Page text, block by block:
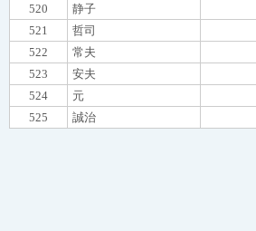
520
静子
521
哲司
522
常夫
523
安夫
524
元
525
誠治